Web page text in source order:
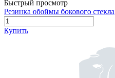
Быстрый просмотр
Резинка обоймы бокового стекла
Купить